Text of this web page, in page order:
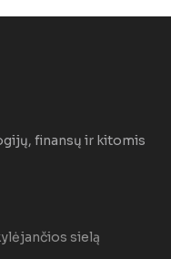
finansų ir kitomis
sielą